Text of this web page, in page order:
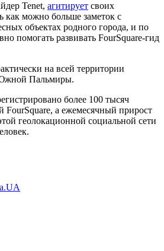
Tenet, агитирует своих
как можно больше заметок с
объектах родного города, и по
помогать развивать FourSquare-гид
на всей территории
Южной Пальмиры.
более 100 тысяч
FourSquare, а ежемесячный прирост
геолокационной социальной сети